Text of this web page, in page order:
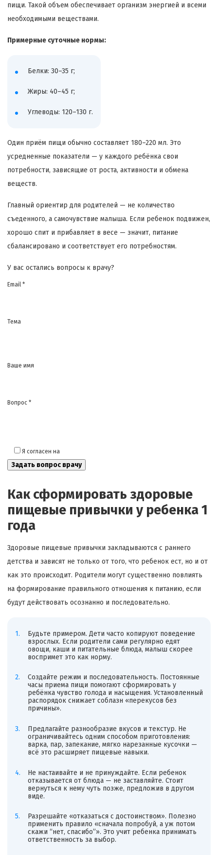
пищи. Такой объем обеспечивает организм энергией и всеми
необходимыми веществами.
Примерные суточные нормы:
Белки: 30–35 г;
Жиры: 40–45 г;
Углеводы: 120–130 г.
Один приём пищи обычно составляет 180–220 мл. Это
усредненные показатели — у каждого ребёнка свои
потребности, зависящие от роста, активности и обмена
веществ.
Главный ориентир для родителей — не количество
съеденного, а самочувствие малыша. Если ребенок подвижен,
хорошо спит и прибавляет в весе — значит, питание
сбалансировано и соответствует его потребностям.
У вас остались вопросы к врачу?
Email *
Тема
Ваше имя
Вопрос *
Я согласен на
Как сформировать здоровые
пищевые привычки у ребенка 1
года
Здоровые пищевые привычки закладываются с раннего
детства и зависят не только от того, что ребенок ест, но и от
как это происходит. Родители могут существенно повлиять
на формирование правильного отношения к питанию, если
будут действовать осознанно и последовательно.
Будьте примером. Дети часто копируют поведение
взрослых. Если родители сами регулярно едят
овощи, каши и питательные блюда, малыш скорее
воспримет это как норму.
Создайте режим и последовательность. Постоянные
часы приема пищи помогают сформировать у
ребёнка чувство голода и насыщения. Установленный
распорядок снижает соблазн «перекусов без
причины».
Предлагайте разнообразие вкусов и текстур. Не
ограничивайтесь одним способом приготовления:
варка, пар, запекание, мягко нарезанные кусочки —
всё это расширяет пищевые навыки.
Не настаивайте и не принуждайте. Если ребенок
отказывается от блюда — не заставляйте. Стоит
вернуться к нему чуть позже, предложив в другом
виде.
Разрешайте «отказаться с достоинством». Полезно
применить правило «сначала попробуй, а уж потом
скажи “нет, спасибо”». Это учит ребенка принимать
ответственность за выбор.